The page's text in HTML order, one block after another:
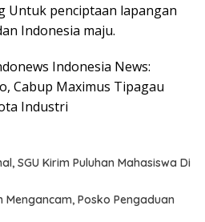
Untuk penciptaan lapangan
Indonesia maju.
Indonesia News:
Cabup Maximus Tipagau
Industri
SGU Kirim Puluhan Mahasiswa Di
Posko Pengaduan